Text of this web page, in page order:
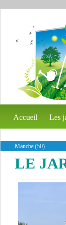
Accueil Les
Manche (50)
LE